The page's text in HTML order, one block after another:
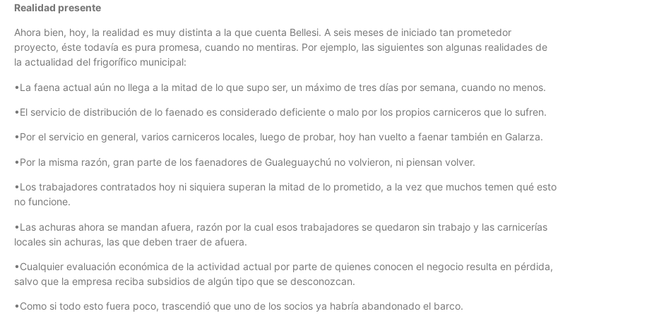
Realidad presente
Ahora bien, hoy, la realidad es muy distinta a la que cuenta Bellesi. A seis meses de iniciado tan prometedor
proyecto, éste todavía es pura promesa, cuando no mentiras. Por ejemplo, las siguientes son algunas realidades de
la actualidad del frigorífico municipal:
•La faena actual aún no llega a la mitad de lo que supo ser, un máximo de tres días por semana, cuando no menos.
•El servicio de distribución de lo faenado es considerado deficiente o malo por los propios carniceros que lo sufren.
•Por el servicio en general, varios carniceros locales, luego de probar, hoy han vuelto a faenar también en Galarza.
•Por la misma razón, gran parte de los faenadores de Gualeguaychú no volvieron, ni piensan volver.
•Los trabajadores contratados hoy ni siquiera superan la mitad de lo prometido, a la vez que muchos temen qué esto
no funcione.
•Las achuras ahora se mandan afuera, razón por la cual esos trabajadores se quedaron sin trabajo y las carnicerías
locales sin achuras, las que deben traer de afuera.
•Cualquier evaluación económica de la actividad actual por parte de quienes conocen el negocio resulta en pérdida,
salvo que la empresa reciba subsidios de algún tipo que se desconozcan.
•Como si todo esto fuera poco, trascendió que uno de los socios ya habría abandonado el barco.